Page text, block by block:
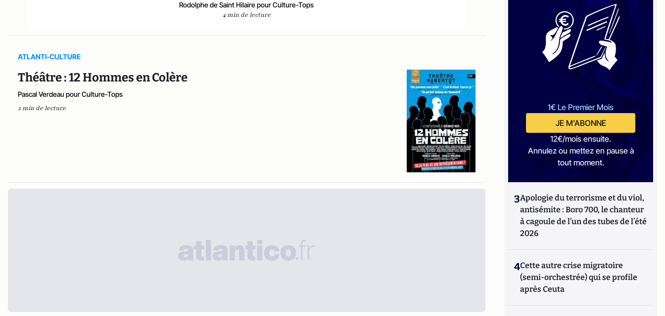
Rodolphe de Saint Hilaire pour Culture-Tops
4 min de lecture
ATLANTI-CULTURE
Théâtre : 12 Hommes en Colère
Pascal Verdeau pour Culture-Tops
2 min de lecture
1€ Le Premier Mois
JE M'ABONNE
12€/mois ensuite.
Annulez ou mettez en pause à
tout moment.
3Apologie du terrorisme et du viol,
antisémite : Boro 700, le chanteur
à cagoule de l’un des tubes de l’été
2026
4Cette autre crise migratoire
(semi-orchestrée) qui se profile
après Ceuta